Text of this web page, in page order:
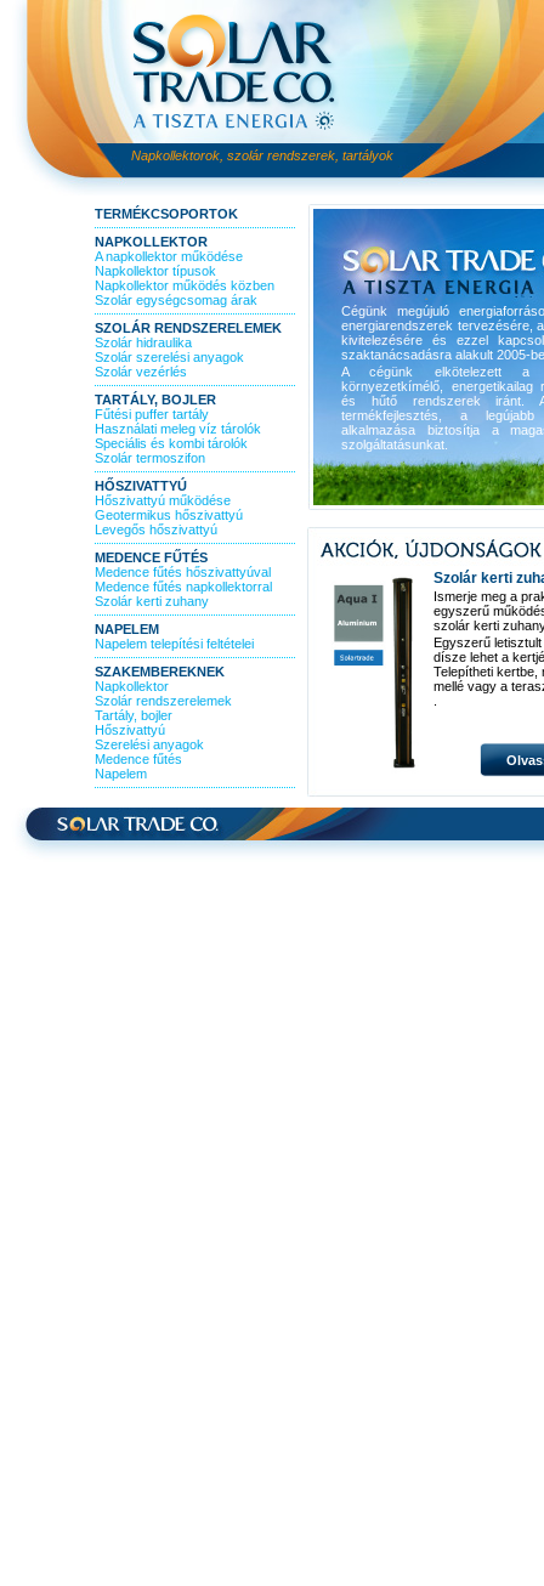
Napkollektorok, szolár rendszerek, tartályok
TERMÉKCSOPORTOK
NAPKOLLEKTOR
A napkollektor működése
Napkollektor típusok
Napkollektor működés közben
Szolár egységcsomag árak
SZOLÁR RENDSZERELEMEK
Szolár hidraulika
Szolár szerelési anyagok
Szolár vezérlés
TARTÁLY, BOJLER
Fűtési puffer tartály
Használati meleg víz tárolók
Speciális és kombi tárolók
Szolár termoszifon
HŐSZIVATTYÚ
Hőszivattyú működése
Geotermikus hőszivattyú
Levegős hőszivattyú
MEDENCE FŰTÉS
Medence fűtés hőszivattyúval
Medence fűtés napkollektorral
Szolár kerti zuhany
NAPELEM
Napelem telepítési feltételei
SZAKEMBEREKNEK
Napkollektor
Szolár rendszerelemek
Tartály, bojler
Hőszivattyú
Szerelési anyagok
Medence fűtés
Napelem
Cégünk megújuló
energiarendszerek tervezésére,
kivitelezésére és ezzel
szaktanácsadásra alakult 2005-
A cégünk elkötelezett a
környezetkímélő, energetikailag
és hűtő rendszerek iránt.
termékfejlesztés, a legújabb
alkalmazása biztosítja a
szolgáltatásunkat.
Szolár kerti
Ismerje meg a
egyszerű
szolár kerti
Egyszerű
dísze lehet a
Telepítheti kertbe,
mellé vagy a